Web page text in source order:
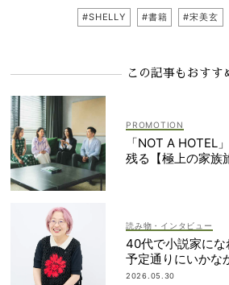
#SHELLY #書籍 #宋美玄
この記事もおすす
「NOT A HOTEL
残る【極上の家族
読み物・インタビュー
40代で小説家にな
予定通りにいかな
みさん】
2026.05.30